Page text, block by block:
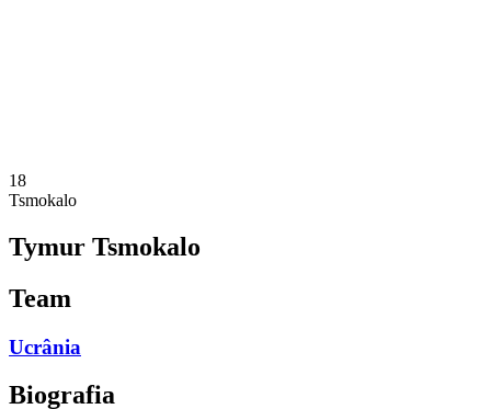
18
Tsmokalo
Tymur Tsmokalo
Team
Ucrânia
Biografia